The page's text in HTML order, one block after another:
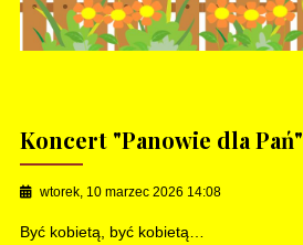
Koncert "Panowie dla Pań"
wtorek, 10 marzec 2026 14:08
Być kobietą, być kobietą…